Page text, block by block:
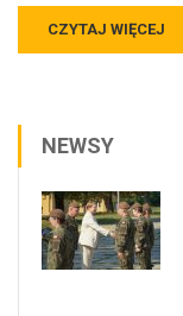
CZYTAJ WIĘCEJ
NEWSY